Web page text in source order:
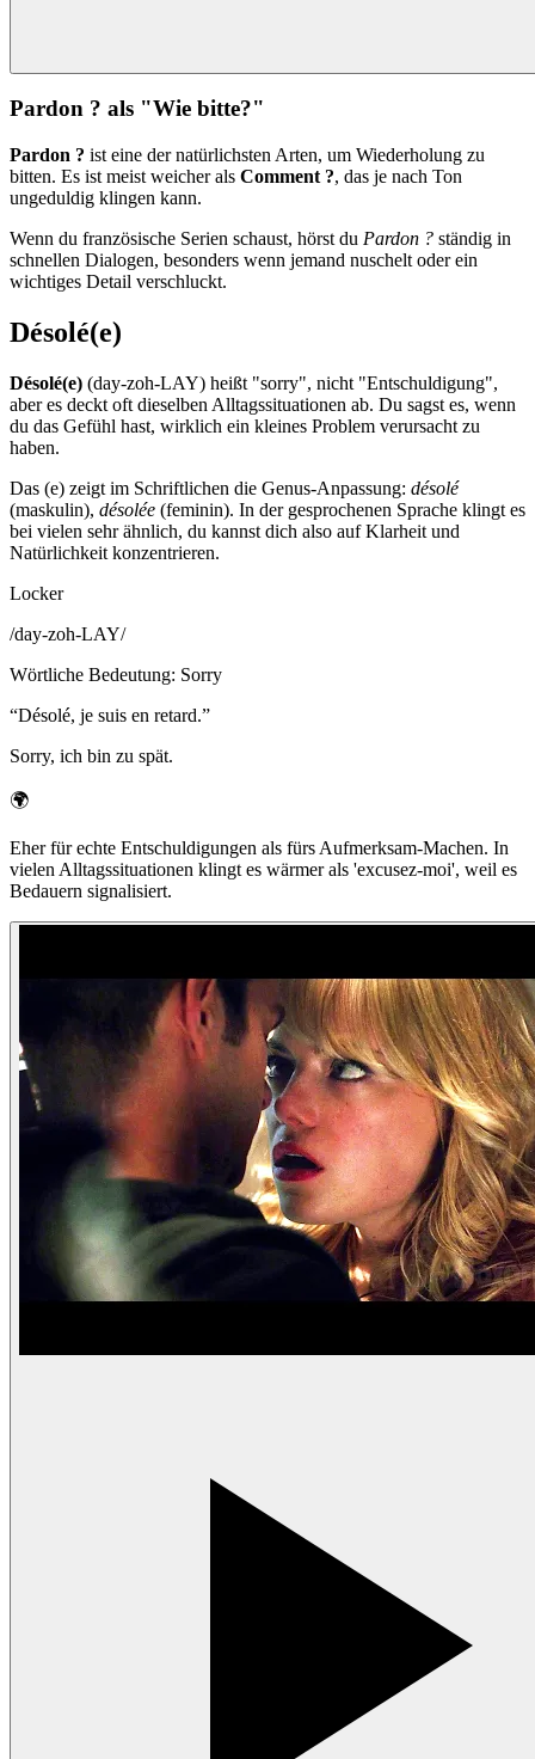
Pardon ? als "Wie bitte?"
Pardon ? ist eine der natürlichsten Arten, um Wiederholung zu
bitten. Es ist meist weicher als Comment ?, das je nach Ton
ungeduldig klingen kann.
Wenn du französische Serien schaust, hörst du Pardon ? ständig in
schnellen Dialogen, besonders wenn jemand nuschelt oder ein
wichtiges Detail verschluckt.
Désolé(e)
Désolé(e) (day-zoh-LAY) heißt "sorry", nicht "Entschuldigung",
aber es deckt oft dieselben Alltagssituationen ab. Du sagst es, wenn
du das Gefühl hast, wirklich ein kleines Problem verursacht zu
haben.
Das (e) zeigt im Schriftlichen die Genus-Anpassung: désolé
(maskulin), désolée (feminin). In der gesprochenen Sprache klingt es
bei vielen sehr ähnlich, du kannst dich also auf Klarheit und
Natürlichkeit konzentrieren.
Locker
/day-zoh-LAY/
Wörtliche Bedeutung: Sorry
“Désolé, je suis en retard.”
Sorry, ich bin zu spät.
🌍
Eher für echte Entschuldigungen als fürs Aufmerksam-Machen. In
vielen Alltagssituationen klingt es wärmer als 'excusez-moi', weil es
Bedauern signalisiert.